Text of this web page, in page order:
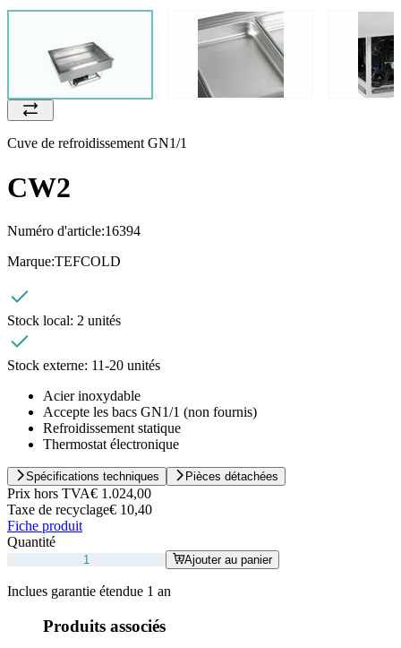
Cuve de refroidissement GN1/1
CW2
Numéro d'article:16394
Marque:TEFCOLD
Stock local: 2 unités
Stock externe: 11-20 unités
Acier inoxydable
Accepte les bacs GN1/1 (non fournis)
Refroidissement statique
Thermostat électronique
Spécifications techniques Pièces détachées
Prix hors TVA€ 1.024,00
Taxe de recyclage€ 10,40
Fiche produit
Quantité
Ajouter au panier
Inclues garantie étendue 1 an
Produits associés